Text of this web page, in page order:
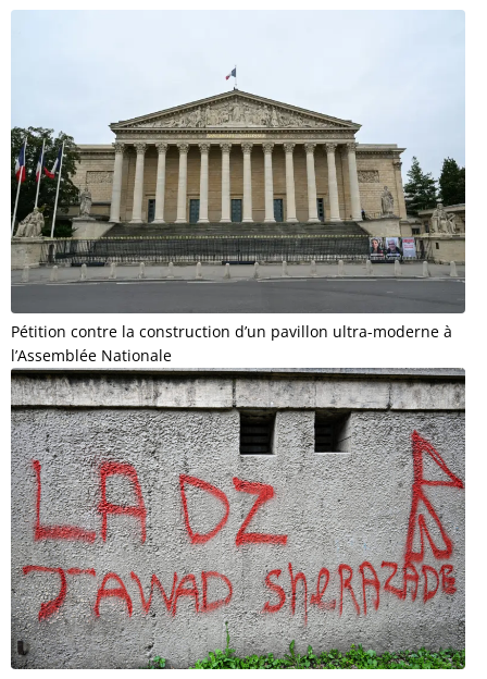
Pétition contre la construction d’un pavillon ultra-moderne à
l’Assemblée Nationale